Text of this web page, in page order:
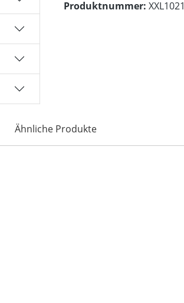
Produktnummer:
Ähnliche Produkte